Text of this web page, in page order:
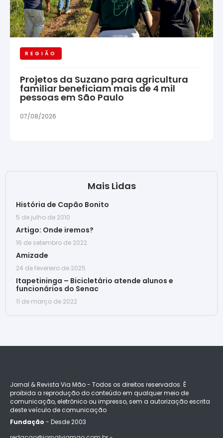
REGIÃO
Projetos da Suzano para agricultura
familiar beneficiam mais de 4 mil
pessoas em São Paulo
07/08/2026
Mais Lidas
História de Capão Bonito
5 de julho de 2010
Artigo: Onde iremos?
16 de setembro de 2022
Amizade
24 de fevereiro de 2025
Itapetininga – Bicicletário atende alunos e
funcionários do Senac
11 de março de 2022
Jornal & Revista Via Mão - Todos os direitos reservados. É
proibida a reprodução do conteúdo em qualquer meio de
comunicação, eletrônico ou impresso, sem a autorização escrita
deste veículo de comunicação
Fundação - Desde 2003